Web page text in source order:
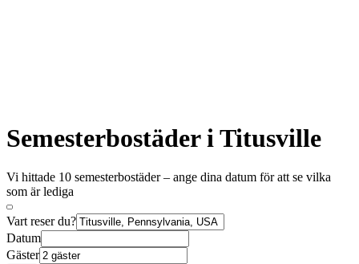
Semesterbostäder i Titusville
Vi hittade 10 semesterbostäder – ange dina datum för att se vilka
som är lediga
Vart reser du?
Datum
Gäster